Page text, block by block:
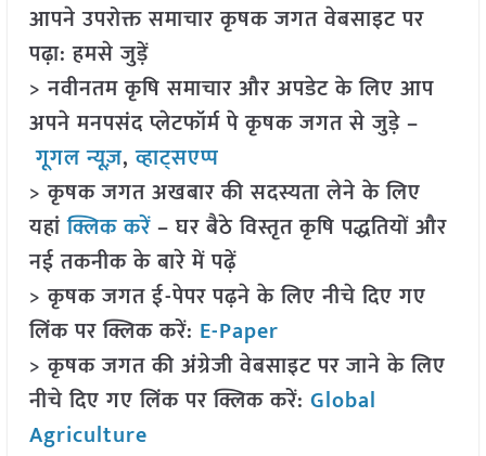
आपने उपरोक्त समाचार कृषक जगत वेबसाइट पर
पढ़ा: हमसे जुड़ें
> नवीनतम कृषि समाचार और अपडेट के लिए आप
अपने मनपसंद प्लेटफॉर्म पे कृषक जगत से जुड़े –
गूगल न्यूज़,व्हाट्सएप्प
> कृषक जगत अखबार की सदस्यता लेने के लिए
यहांक्लिक करें– घर बैठे विस्तृत कृषि पद्धतियों और
नई तकनीक के बारे में पढ़ें
> कृषक जगत ई-पेपर पढ़ने के लिए नीचे दिए गए
लिंक पर क्लिक करें: E-Paper
> कृषक जगत की अंग्रेजी वेबसाइट पर जाने के लिए
नीचे दिए गए लिंक पर क्लिक करें: Global
Agriculture